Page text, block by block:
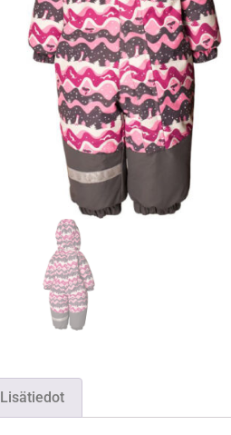
Lisätiedot